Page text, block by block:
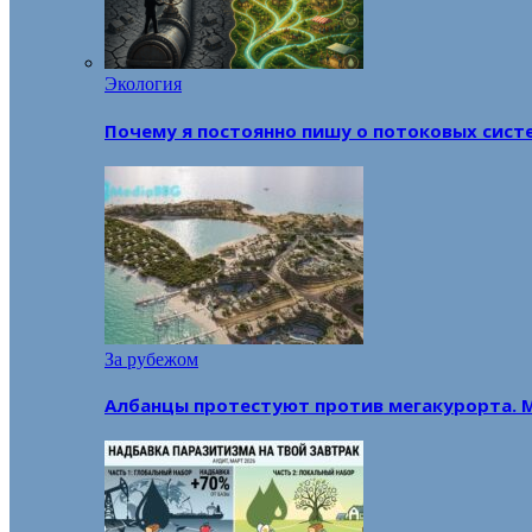
Экология
Почему я постоянно пишу о потоковых
За рубежом
Албанцы протестуют против мегакурорта.